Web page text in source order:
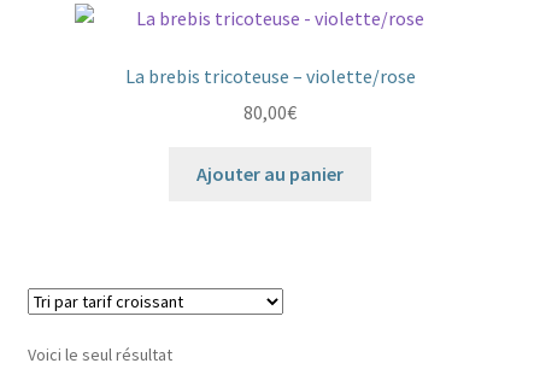
Sur mesure
La brebis tricoteuse – violette/rose
80,00€
Ajouter au panier
Voici le seul résultat